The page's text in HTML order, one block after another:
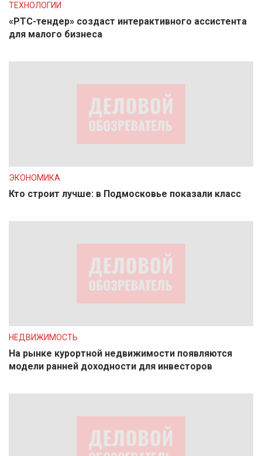
ТЕХНОЛОГИИ
«РТС-тендер» создаст интерактивного ассистента
для малого бизнеса
ЭКОНОМИКА
Кто строит лучше: в Подмосковье показали класс
НЕДВИЖИМОСТЬ
На рынке курортной недвижимости появляются
модели ранней доходности для инвесторов